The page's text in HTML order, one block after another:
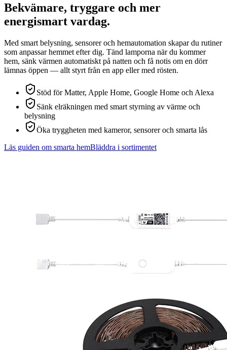
Bekvämare, tryggare och mer
energismart vardag.
Med smart belysning, sensorer och hemautomation skapar du rutiner
som anpassar hemmet efter dig. Tänd lamporna när du kommer
hem, sänk värmen automatiskt på natten och få notis om en dörr
lämnas öppen — allt styrt från en app eller med rösten.
Stöd för Matter, Apple Home, Google Home och Alexa
Sänk elräkningen med smart styrning av värme och
belysning
Öka tryggheten med kameror, sensorer och smarta lås
Läs guiden om smarta hemBläddra i sortimentet